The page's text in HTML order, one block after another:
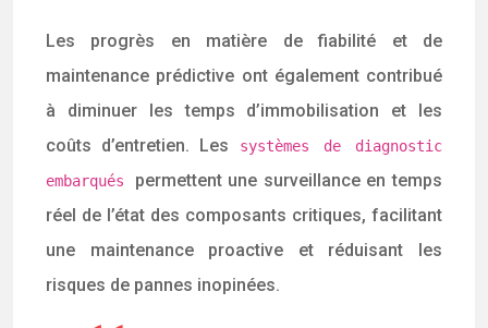
Les progrès en matière de fiabilité et de
maintenance prédictive ont également contribué
à diminuer les temps d’immobilisation et les
coûts d’entretien. Les
systèmes de diagnostic
embarqués permettent une surveillance en temps
réel de l’état des composants critiques, facilitant
une maintenance proactive et réduisant les
risques de pannes inopinées.